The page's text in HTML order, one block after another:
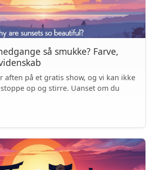
så smukke? Farve,
aften på et gratis show, og vi kan ikke
op og stirre. Uanset om du